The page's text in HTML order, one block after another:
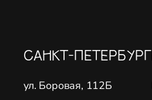
САНКТ-ПЕТЕРБУРГ
ул. Боровая, 112Б